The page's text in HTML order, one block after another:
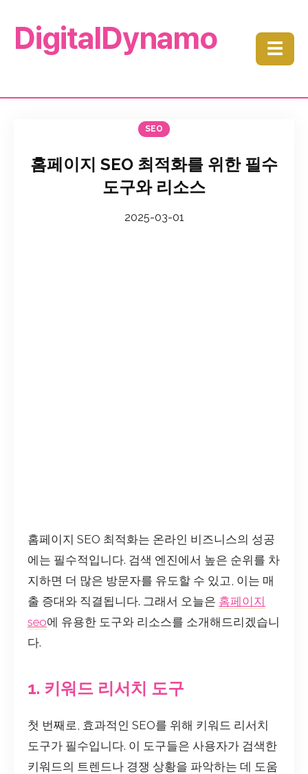
DigitalDynamo ☰
SEO
홈페이지 SEO 최적화를 위한 필수
도구와 리소스
2025-03-01
홈페이지 SEO 최적화는 온라인 비즈니스의 성공
에는 필수적입니다. 검색 엔진에서 높은 순위를 차
지하면 더 많은 방문자를 유도할 수 있고, 이는 매
출 증대와 직결됩니다. 그래서 오늘은 홈페이지
seo에 유용한 도구와 리소스를 소개해드리겠습니
다.
1. 키워드 리서치 도구
첫 번째로, 효과적인 SEO를 위해 키워드 리서치
도구가 필수입니다. 이 도구들은 사용자가 검색한
키워드의 트렌드나 경쟁 상황을 파악하는 데 도움